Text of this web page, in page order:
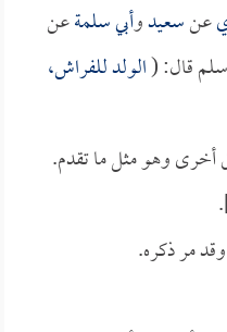
عنسعيدوأبي سلمةعن
قال: (الولد للفراش،
وهو مثل ما تقدم.
مر ذكره.